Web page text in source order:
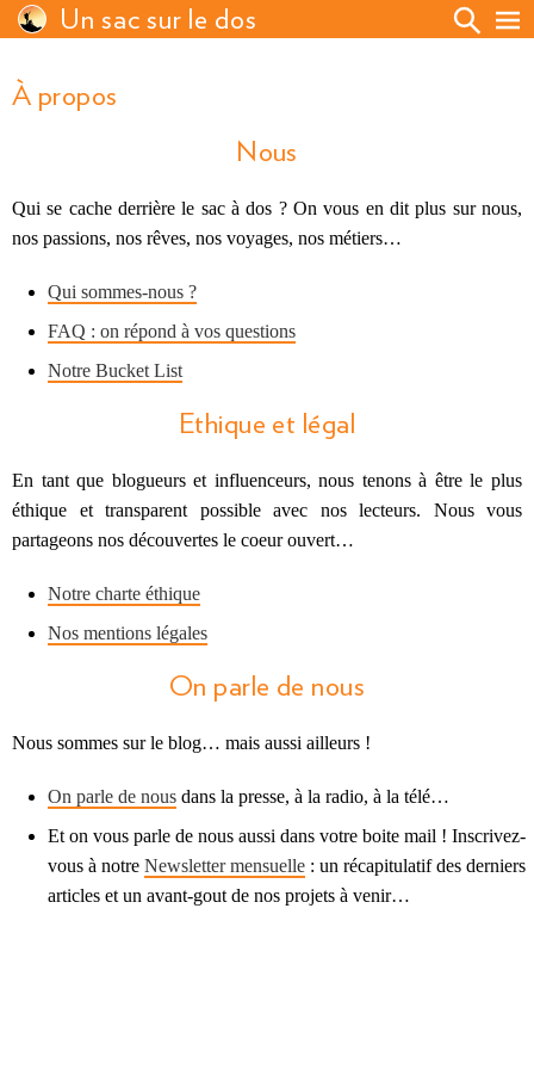
Un sac sur le dos
À propos
Nous
Qui se cache derrière le sac à dos ? On vous en dit plus sur nous,
nos passions, nos rêves, nos voyages, nos métiers…
Qui sommes-nous ?
FAQ : on répond à vos questions
Notre Bucket List
Ethique et légal
En tant que blogueurs et influenceurs, nous tenons à être le plus
éthique et transparent possible avec nos lecteurs. Nous vous
partageons nos découvertes le coeur ouvert…
Notre charte éthique
Nos mentions légales
On parle de nous
Nous sommes sur le blog… mais aussi ailleurs !
On parle de nous dans la presse, à la radio, à la télé…
Et on vous parle de nous aussi dans votre boite mail ! Inscrivez-
vous à notre Newsletter mensuelle : un récapitulatif des derniers
articles et un avant-gout de nos projets à venir…